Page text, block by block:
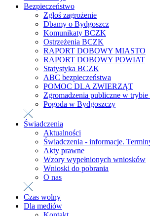
Bezpieczeństwo
Zgłoś zagrożenie
Dbamy o Bydgoszcz
Komunikaty BCZK
Ostrzeżenia BCZK
RAPORT DOBOWY MIASTO
RAPORT DOBOWY POWIAT
Statystyka BCZK
ABC bezpieczeństwa
POMOC DLA ZWIERZĄT
Zgromadzenia publiczne w
Pogoda w Bydgoszczy
Świadczenia
Aktualności
Świadczenia - informacje.
Akty prawne
Wzory wypełnionych wniosków
Wnioski do pobrania
O nas
Czas wolny
Dla mediów